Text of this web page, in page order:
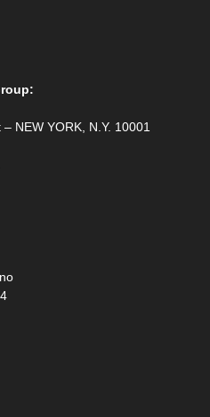
NEW YORK, N.Y. 10001